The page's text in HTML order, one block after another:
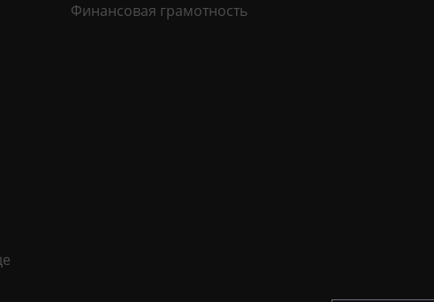
Финансовая грамотность